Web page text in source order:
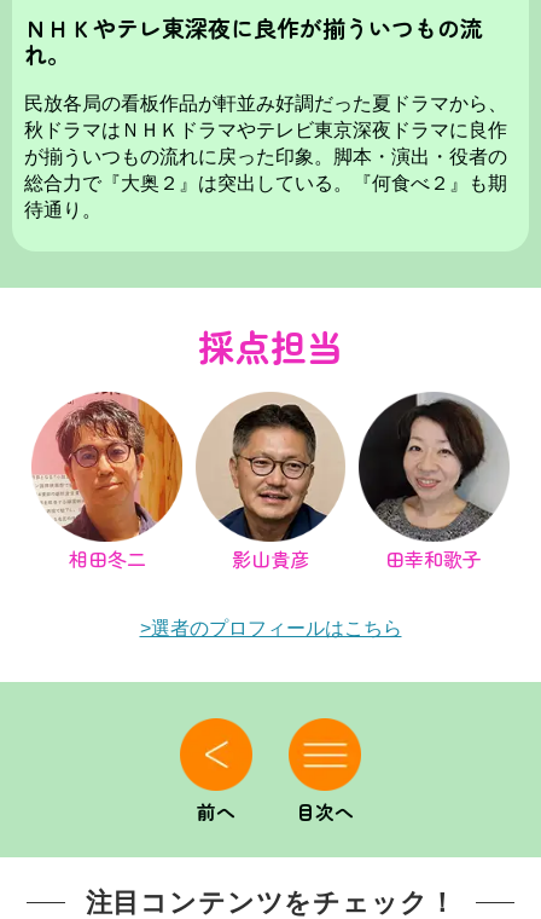
ＮＨＫやテレ東深夜に良作が揃ういつもの流
れ。
民放各局の看板作品が軒並み好調だった夏ドラマから、
秋ドラマはＮＨＫドラマやテレビ東京深夜ドラマに良作
が揃ういつもの流れに戻った印象。脚本・演出・役者の
総合力で『大奥２』は突出している。『何食べ２』も期
待通り。
採点担当
相田冬二 影山貴彦 田幸和歌子
>選者のプロフィールはこちら
前へ 目次へ
注目コンテンツをチェック！